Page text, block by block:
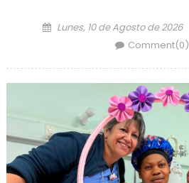
Posted on
Lunes, 10 de Agosto de 2026
Comment(0)